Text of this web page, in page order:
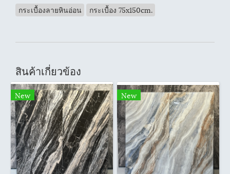
กระเบื้องลายหินอ่อน กระเบื้อง 75x150cm.
สินค้าเกี่ยวข้อง
New New